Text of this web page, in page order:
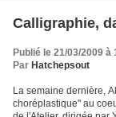
Calligraphie,
Publié le 21/03/2009 à
Par Hatchepsout
La semaine dernière,
choréplastique" au